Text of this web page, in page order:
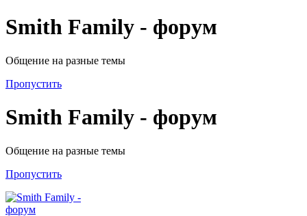
Smith Family - форум
Общение на разные темы
Пропустить
Smith Family - форум
Общение на разные темы
Пропустить